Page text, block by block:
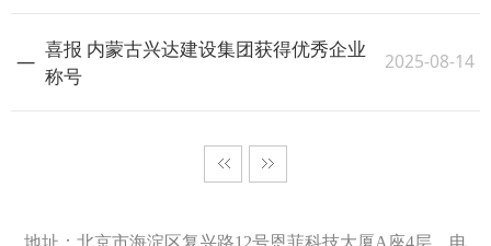
喜报 内蒙古兴达建设集团获得优秀企业
称号
2025-08-14
地址：北京市海淀区复兴路12号恩菲科技大厦A座4层 电